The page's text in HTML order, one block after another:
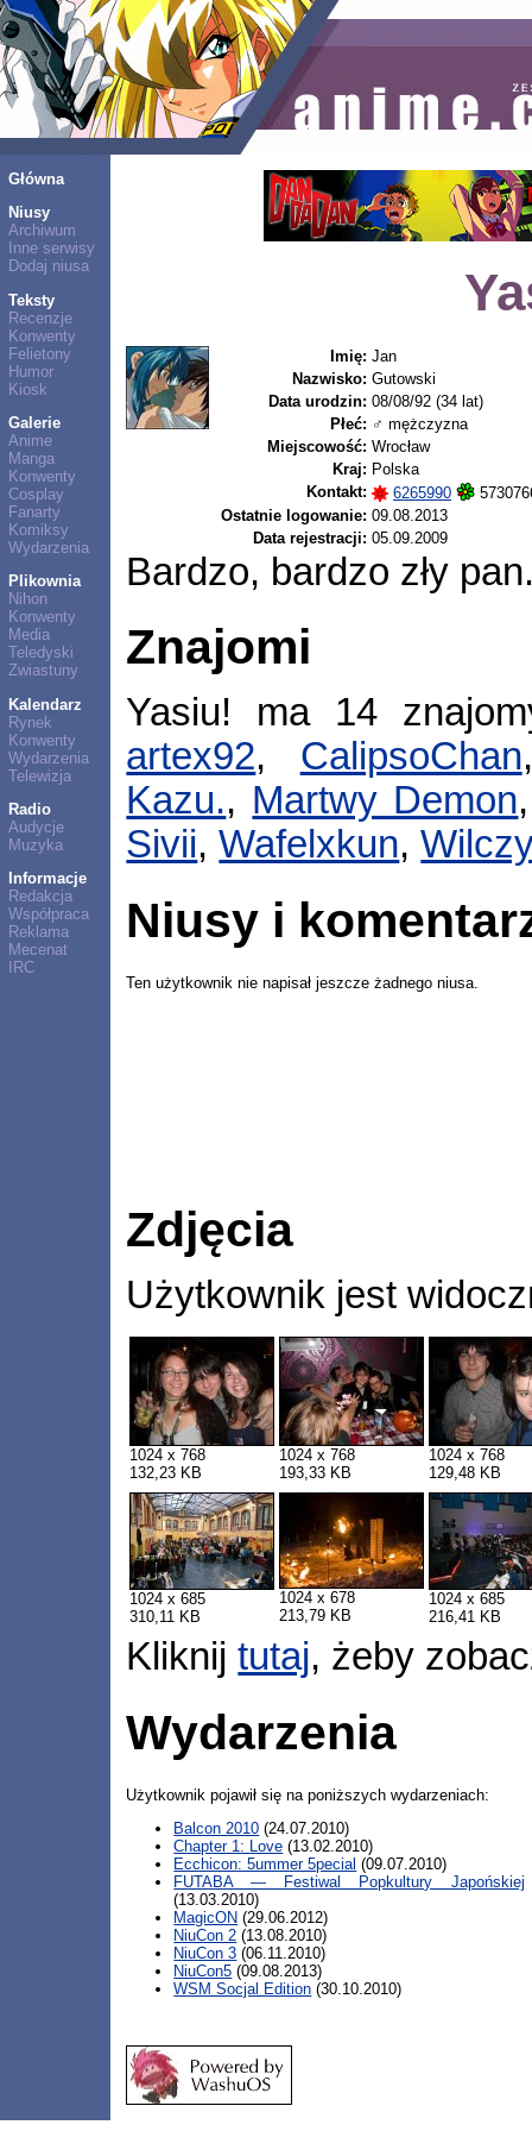
Główna
Niusy
Archiwum
Inne serwisy
Dodaj niusa
Teksty
Recenzje
Konwenty
Felietony
Humor
Kiosk
Galerie
Anime
Manga
Konwenty
Cosplay
Fanarty
Komiksy
Wydarzenia
Plikownia
Nihon
Konwenty
Media
Teledyski
Zwiastuny
Kalendarz
Rynek
Konwenty
Wydarzenia
Telewizja
Radio
Audycje
Muzyka
Informacje
Redakcja
Współpraca
Reklama
Mecenat
IRC
Imię: Jan
Nazwisko: Gutowski
Data urodzin: 08/08/92 (34 lat)
Płeć: ♂ mężczyzna
Miejscowość: Wrocław
Kraj: Polska
Kontakt:
6265990
Ostatnie logowanie: 09.08.2013
Data rejestracji: 05.09.2009
Bardzo, bardzo zły
Znajomi
Yasiu! ma 14
artex92, CalipsoChan
Kazu., Martwy Demon
Sivii,Wafelxkun,
Niusy i
Ten użytkownik nie napisał jeszcze żadnego niusa.
Zdjęcia
Użytkownik jest
1024 x 768
132,23 KB
1024 x 768
193,33 KB
1024 x 768
129,48 KB
1024 x 685
310,11 KB
1024 x 678
213,79 KB
1024 x 685
216,41 KB
Kliknijtutaj, żeby
Wydarzenia
Użytkownik pojawił się na poniższych wydarzeniach:
Balcon 2010 (24.07.2010)
Chapter 1: Love (13.02.2010)
Ecchicon: 5ummer 5pecial (09.07.2010)
FUTABA — Festiwal Popkultury Japońskiej
(13.03.2010)
MagicON (29.06.2012)
NiuCon 2 (13.08.2010)
NiuCon 3 (06.11.2010)
NiuCon5 (09.08.2013)
WSM Socjal Edition (30.10.2010)